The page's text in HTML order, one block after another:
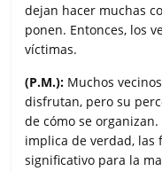
dejan hacer muchas
ponen. Entonces, los
víctimas.
(P.M.): Muchos
disfrutan, pero su
de cómo se
implica de verdad, las
significativo para la